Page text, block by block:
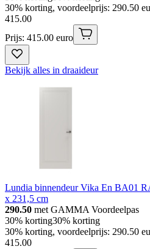
30% korting, voordeelprijs: 290.50
415.00
Prijs: 415.00 euro
Bekijk alles in draaideur
Lundia binnendeur Vika En BA01
x 231,5 cm
290.50 met GAMMA Voordeelpas
30% korting30% korting
30% korting, voordeelprijs: 290.50
415.00